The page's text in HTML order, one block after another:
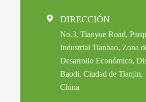
 DIRECCIÓN
No.3, Tianyue Road,
Industrial Tianbao, Zona
Desarrollo Económico,
Baodi, Ciudad de Tianjin,
China